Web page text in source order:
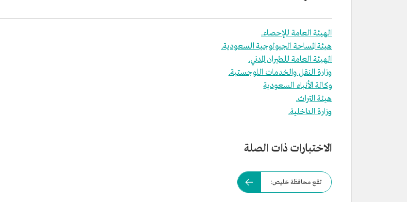
الهيئة العامة للإحصاء.
هيئة المساحة الجيولوجية السعودية.
الهيئة العامة للطيران المدني.
وزارة النقل والخدمات اللوجستية.
وكالة الأنباء السعودية
هيئة التراث.
وزارة الداخلية.
الاختبارات ذات الصلة
تقع محافظة خليص: